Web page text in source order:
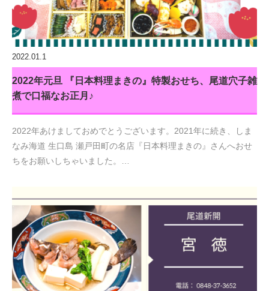
2022.01.1
2022年元旦 『日本料理まきの』特製おせち、尾道穴子雑
煮で口福なお正月♪
2022年あけましておめでとうございます。2021年に続き、しま
なみ海道 生口島 瀬戸田町の名店『日本料理まきの』さんへおせ
ちをお願いしちゃいました。…